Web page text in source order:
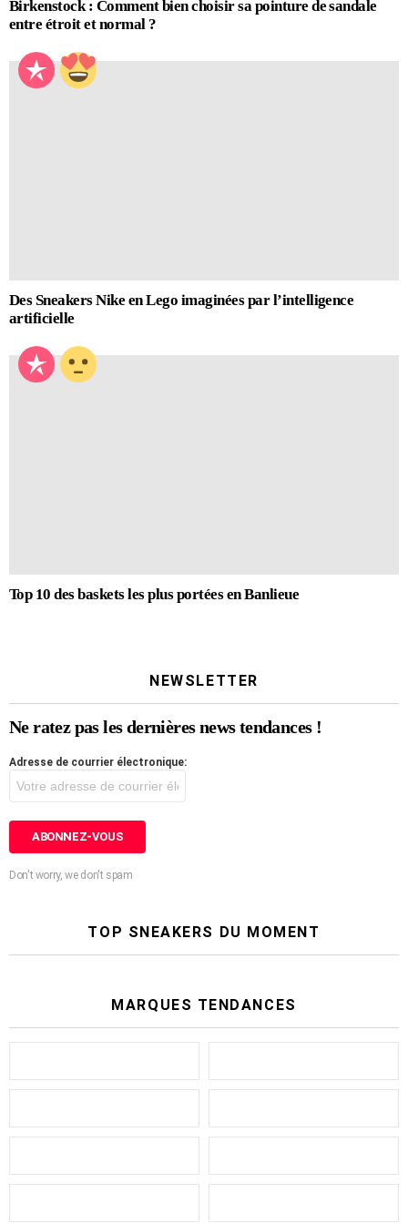
Birkenstock : Comment bien choisir sa pointure de sandale
entre étroit et normal ?
Des Sneakers Nike en Lego imaginées par l’intelligence
artificielle
Top 10 des baskets les plus portées en Banlieue
NEWSLETTER
Ne ratez pas les dernières news tendances !
Adresse de courrier électronique:
Don't worry, we don't spam
TOP SNEAKERS DU MOMENT
MARQUES TENDANCES